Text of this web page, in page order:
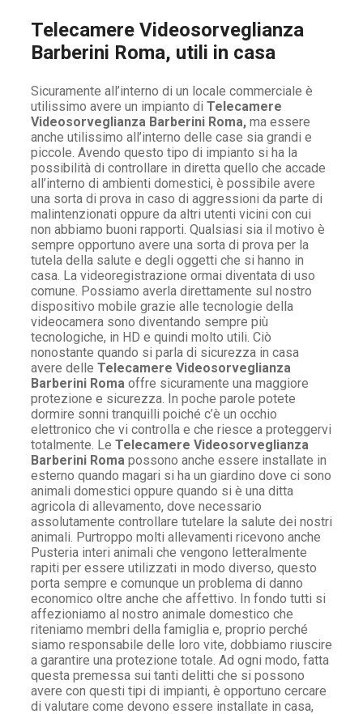
Telecamere Videosorveglianza
Barberini Roma, utili in casa
Sicuramente all’interno di un locale commerciale è
utilissimo avere un impianto di Telecamere
Videosorveglianza Barberini Roma, ma essere
anche utilissimo all’interno delle case sia grandi e
piccole. Avendo questo tipo di impianto si ha la
possibilità di controllare in diretta quello che accade
all’interno di ambienti domestici, è possibile avere
una sorta di prova in caso di aggressioni da parte di
malintenzionati oppure da altri utenti vicini con cui
non abbiamo buoni rapporti. Qualsiasi sia il motivo è
sempre opportuno avere una sorta di prova per la
tutela della salute e degli oggetti che si hanno in
casa. La videoregistrazione ormai diventata di uso
comune. Possiamo averla direttamente sul nostro
dispositivo mobile grazie alle tecnologie della
videocamera sono diventando sempre più
tecnologiche, in HD e quindi molto utili. Ciò
nonostante quando si parla di sicurezza in casa
avere delle Telecamere Videosorveglianza
Barberini Roma offre sicuramente una maggiore
protezione e sicurezza. In poche parole potete
dormire sonni tranquilli poiché c’è un occhio
elettronico che vi controlla e che riesce a proteggervi
totalmente. Le Telecamere Videosorveglianza
Barberini Roma possono anche essere installate in
esterno quando magari si ha un giardino dove ci sono
animali domestici oppure quando si è una ditta
agricola di allevamento, dove necessario
assolutamente controllare tutelare la salute dei nostri
animali. Purtroppo molti allevamenti ricevono anche
Pusteria interi animali che vengono letteralmente
rapiti per essere utilizzati in modo diverso, questo
porta sempre e comunque un problema di danno
economico oltre anche che affettivo. In fondo tutti si
affezioniamo al nostro animale domestico che
riteniamo membri della famiglia e, proprio perché
siamo responsabile delle loro vite, dobbiamo riuscire
a garantire una protezione totale. Ad ogni modo, fatta
questa premessa sui tanti delitti che si possono
avere con questi tipi di impianti, è opportuno cercare
di valutare come devono essere installate in casa,